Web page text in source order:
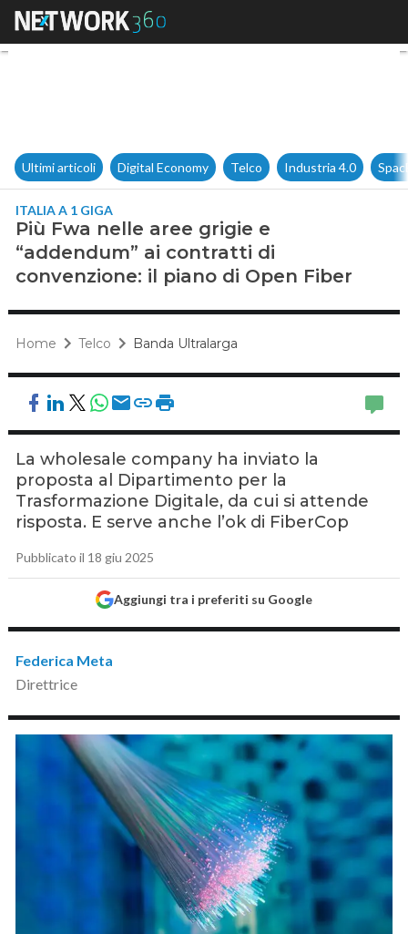
Più Fwa nelle aree grigie e
Ultimi articoli Digital Economy Telco Industria 4.0
ITALIA A 1 GIGA
Più Fwa nelle aree grigie e
“addendum” ai contratti di
convenzione: il piano di Open Fiber
Home Telco Banda Ultralarga
La wholesale company ha inviato la
proposta al Dipartimento per la
Trasformazione Digitale, da cui si attende
risposta. E serve anche l’ok di FiberCop
Pubblicato il 18 giu 2025
Aggiungi tra i preferiti su Google
Federica Meta
Direttrice